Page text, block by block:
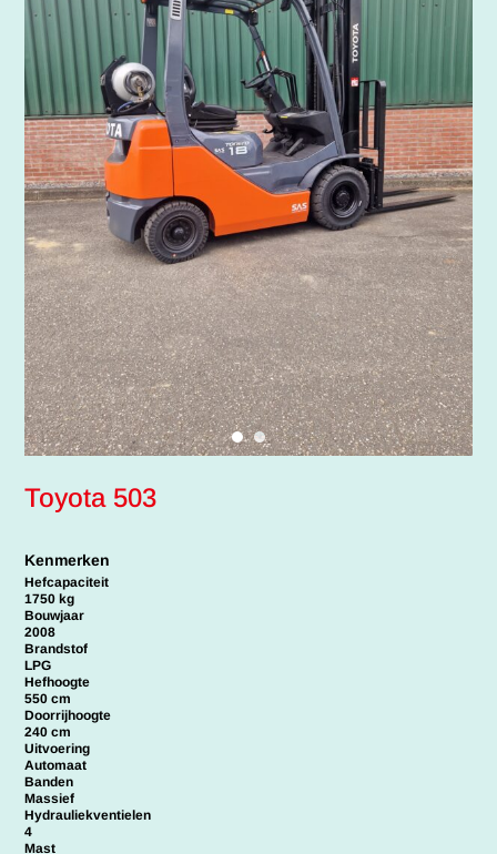
Toyota 503
Kenmerken
Hefcapaciteit
1750 kg
Bouwjaar
2008
Brandstof
LPG
Hefhoogte
550 cm
Doorrijhoogte
240 cm
Uitvoering
Automaat
Banden
Massief
Hydrauliekventielen
4
Mast